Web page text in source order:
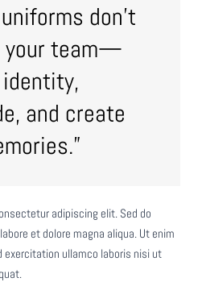
don’t
team—
and create
adipiscing elit. Sed do
et dolore magna aliqua. Ut enim
exercitation ullamco laboris nisi ut